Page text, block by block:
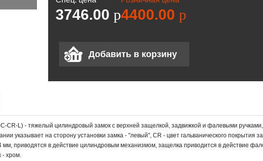
3746.00 p4400.00 p
CR-L) - тяжелый цилиндровый замок с верхней защелкой, задвижкой и фалевыми
указывает на сторону установки замка - "левый", CR - цвет гальванического покрытия
мм, приводятся в действие цилиндровым механизмом, защелка приводится в действие
- хром.